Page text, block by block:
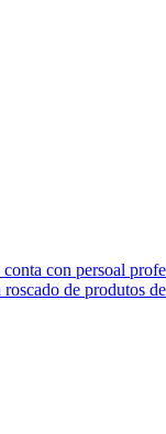
con persoal
de produtos